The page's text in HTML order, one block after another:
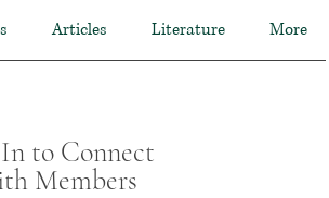
Articles Literature More
to Connect
Members